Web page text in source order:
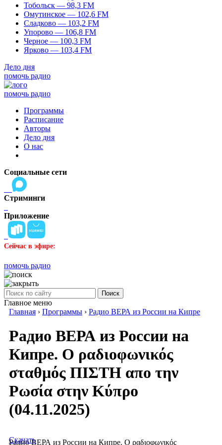
Тобольск — 98,3 FM
Омутинское — 102,6 FM
Сладково — 103,2 FM
Упорово — 106,8 FM
Черное — 100,3 FM
Ярково — 103,4 FM
Дело дня
помочь радио
помочь радио
Программы
Расписание
Авторы
Дело дня
О нас
Социальные сети
Стриминги
Приложение
Сейчас в эфире:
помочь радио
Поиск
Главное меню
Главная › Программы › Радио ВЕРА из России на Кипре
Радио ВЕРА из России на
Кипре. Ο ραδιοφωνικός
σταθμός ΠΙΣΤΗ απο την
Ρωσία στην Κύπρο
(04.11.2025)
Радио ВЕРА из России на Кипре. Ο ραδιοφωνικός
Скачать